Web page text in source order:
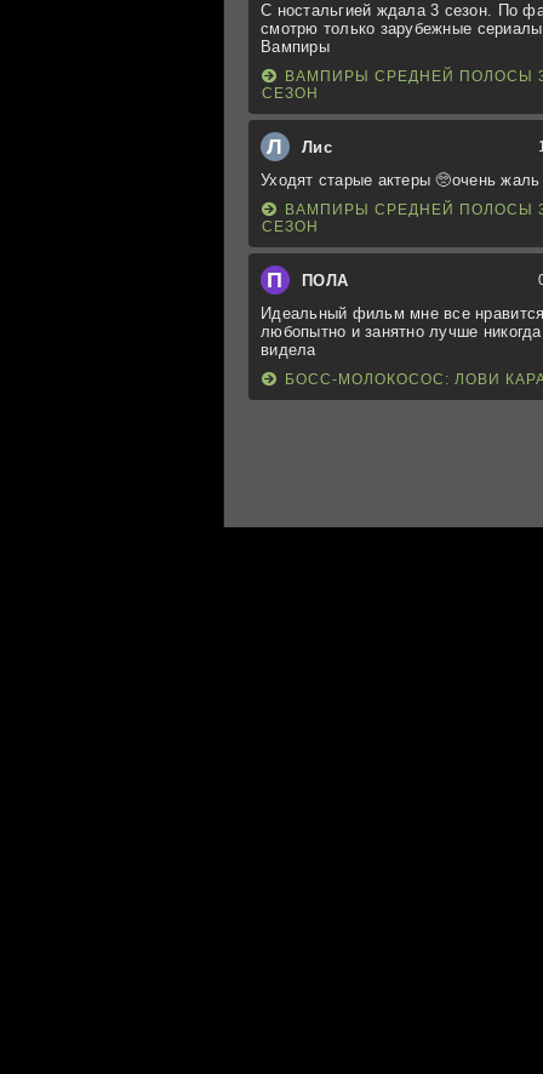
С ностальгией ждала 3 сезон. По
смотрю только зарубежные
Вампиры
ВАМПИРЫ СРЕДНЕЙ ПОЛОСЫ
СЕЗОН
Л Лис
Уходят старые актеры 🥺очень жаль
ВАМПИРЫ СРЕДНЕЙ ПОЛОСЫ
СЕЗОН
П ПОЛА
Идеальный фильм мне все
любопытно и занятно лучше
видела
БОСС-МОЛОКОСОС: ЛОВИ